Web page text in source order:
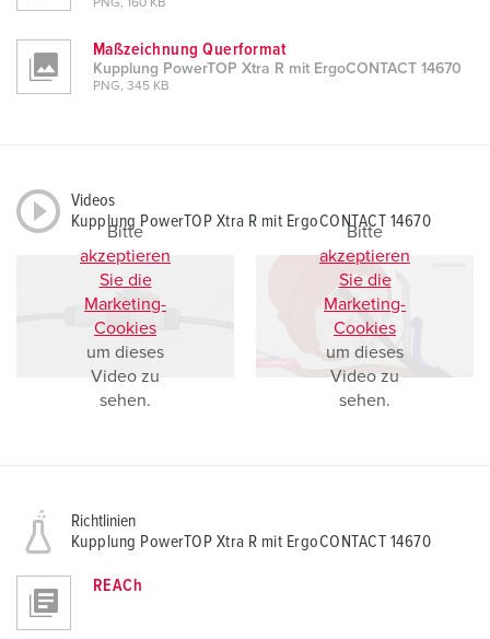
PNG, 160 KB
Maßzeichnung Querformat
Kupplung PowerTOP Xtra R mit ErgoCONTACT 14670
PNG, 345 KB
Videos
Kupplung PowerTOP Xtra R mit ErgoCONTACT 14670
Bitte
akzeptieren
Sie die
Marketing-
Cookies
um dieses
Video zu
sehen.
Bitte
akzeptieren
Sie die
Marketing-
Cookies
um dieses
Video zu
sehen.
Richtlinien
Kupplung PowerTOP Xtra R mit ErgoCONTACT 14670
REACh